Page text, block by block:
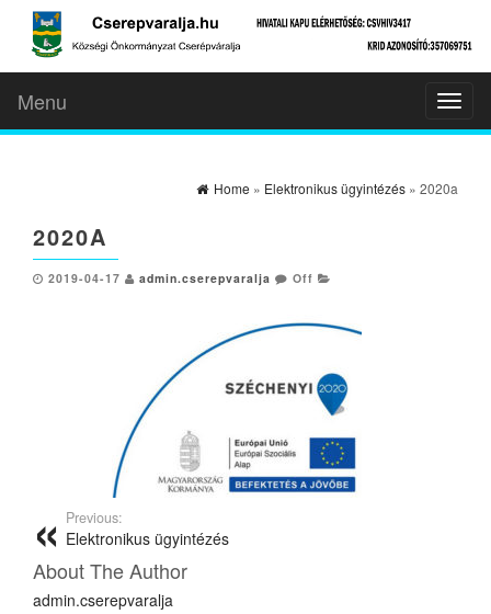
Menu
Home » Elektronikus ügyintézés » 2020a
2020A
2019-04-17 admin.cserepvaralja Off
Previous:
Elektronikus ügyintézés
About The Author
admin.cserepvaralja